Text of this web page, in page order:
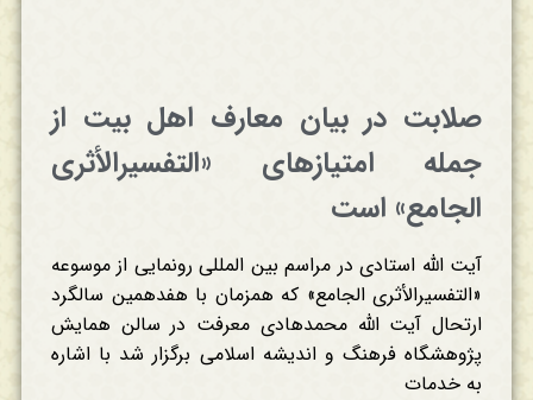
صلابت در بیان معارف اهل بیت از
جمله امتیازهای «التفسیرالأثری
الجامع» است
آیت الله استادی در مراسم بین المللی رونمایی از موسوعه
«التفسیرالأثری الجامع» که همزمان با هفدهمین سالگرد
ارتحال آیت الله محمدهادی معرفت در سالن همایش
پژوهشگاه فرهنگ و اندیشه اسلامی برگزار شد با اشاره
به خدمات